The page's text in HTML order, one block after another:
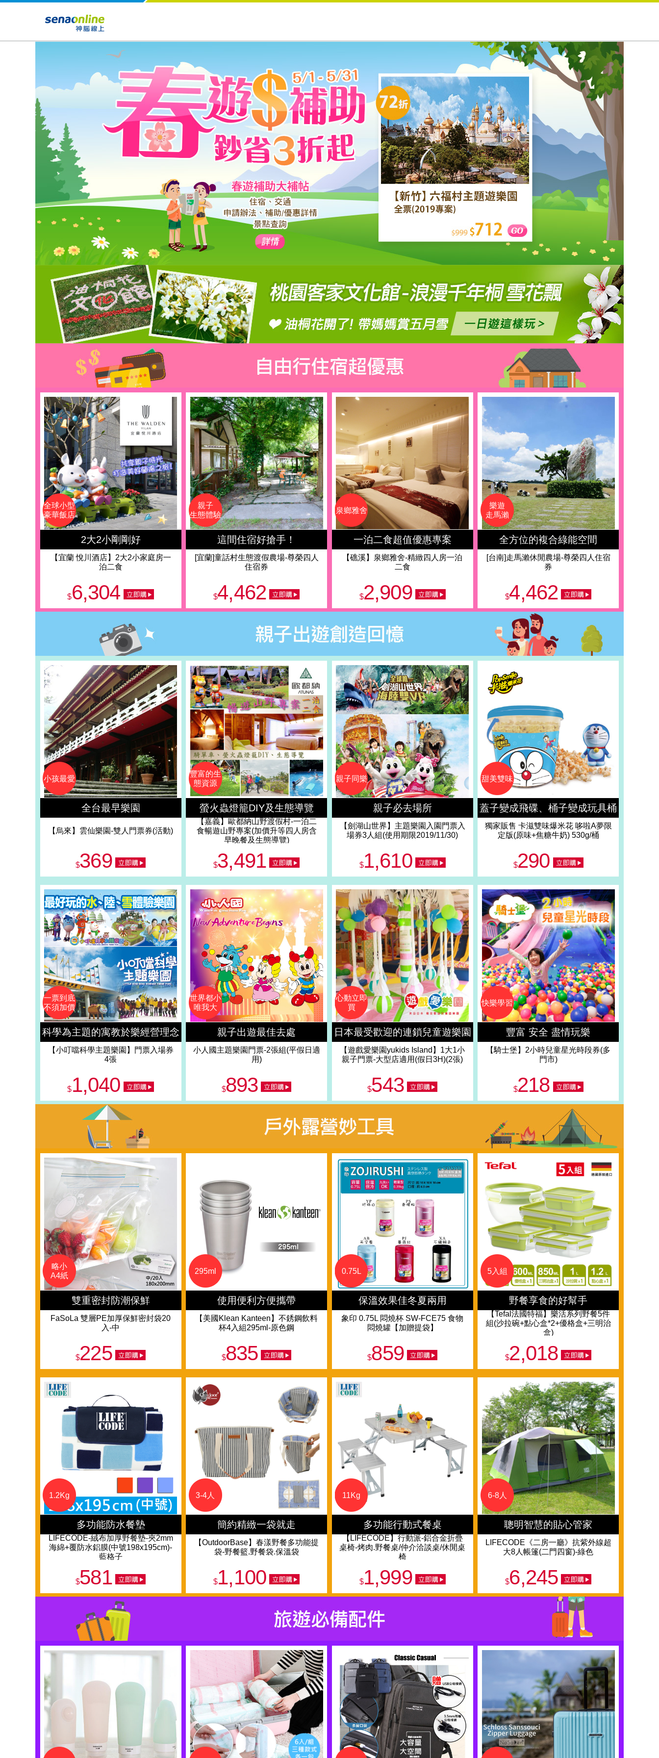
全球小型
豪華飯店
2大2小剛剛好
【宜蘭 悅川酒店】2大2小家庭房一
泊二食
$6,304
親子
生態體驗
這間住宿好搶手！
[宜蘭]童話村生態渡假農場-尊榮四人
住宿券
$4,462
泉鄉雅舍
一泊二食超值優惠專案
【礁溪】泉鄉雅舍-精緻四人房一泊
二食
$2,909
樂遊
走馬瀨
全方位的複合綠能空間
[台南]走馬瀨休閒農場-尊榮四人住宿
券
$4,462
小孩最愛
全台最早樂園
【烏來】雲仙樂園-雙人門票券(活動)
$369
豐富的生
態資源
螢火蟲燈籠DIY及生態導覽
【嘉義】歐都納山野渡假村-一泊二
食暢遊山野專案(加價升等四人房含
早晚餐及生態導覽)
$3,491
親子同樂
親子必去場所
【劍湖山世界】主題樂園入園門票入
場券3人組(使用期限2019/11/30)
$1,610
甜美雙味
蓋子變成飛碟、桶子變成玩具桶
獨家販售 卡滋雙味爆米花 哆啦A夢限
定版(原味+焦糖牛奶) 530g/桶
$290
一票到底
不須加價
科學為主題的寓教於樂經營理念
【小叮噹科學主題樂園】門票入場券
4張
$1,040
世界都小
唯我大
親子出遊最佳去處
小人國主題樂園門票-2張組(平假日適
用)
$893
心動立即
買
日本最受歡迎的連鎖兒童遊樂園
【遊戲愛樂園yukids Island】1大1小
親子門票-大型店適用(假日3H)(2張)
$543
快樂學習
豐富 安全 盡情玩樂
【騎士堡】2小時兒童星光時段券(多
門市)
$218
略小
A4紙
雙重密封防潮保鮮
FaSoLa 雙層PE加厚保鮮密封袋20
入-中
$225
295ml
使用便利方便攜帶
【美國Klean Kanteen】不銹鋼飲料
杯4入組295ml-原色鋼
$835
0.75L
保溫效果佳冬夏兩用
象印 0.75L 悶燒杯 SW-FCE75 食物
悶燒罐【加贈提袋】
$859
5入組
野餐享食的好幫手
【Tefal法國特福】樂活系列野餐5件
組(沙拉碗+點心盒*2+優格盒+三明治
盒)
$2,018
1.2Kg
多功能防水餐墊
LIFECODE-絨布加厚野餐墊-夾2mm
海綿+覆防水鋁膜(中號198x195cm)-
藍格子
$581
3-4人
簡約精緻一袋就走
【OutdoorBase】春漾野餐多功能提
袋-野餐籃.野餐袋.保溫袋
$1,100
11Kg
多功能行動式餐桌
【LIFECODE】行動派-鋁合金折疊
桌椅-烤肉.野餐桌/仲介洽談桌/休閒桌
椅
$1,999
6-8人
聰明智慧的貼心管家
LIFECODE《二房一廳》抗紫外線超
大8人帳篷(二門四窗)-綠色
$6,245